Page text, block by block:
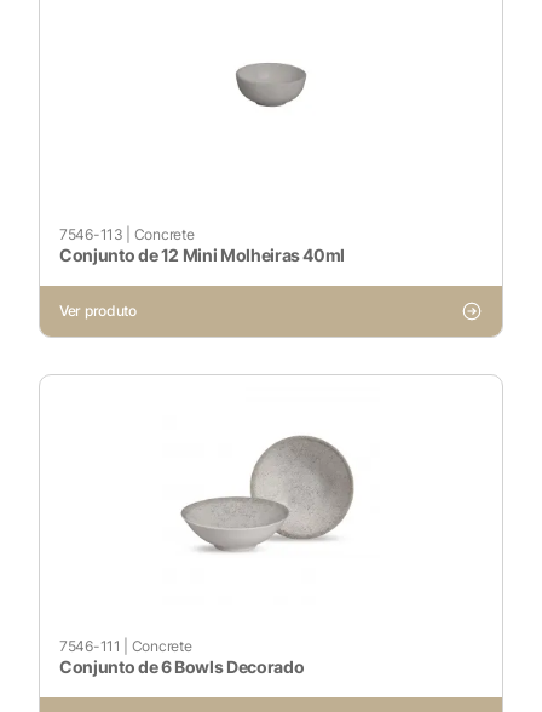
7546-113 Concrete
Conjunto de 12 Mini Molheiras 40ml
Ver produto
7546-111 Concrete
Conjunto de 6 Bowls Decorado
Cookies Necessários
Sempre ativado